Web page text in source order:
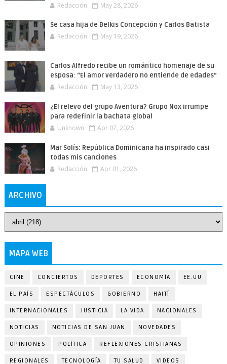
Redacción May 28, 2026
Se casa hija de Belkis Concepción y Carlos Batista
Redacción May 19, 2026
Carlos Alfredo recibe un romántico homenaje de su
esposa: “El amor verdadero no entiende de edades”
Redacción May 13, 2026
¿El relevo del grupo Aventura? Grupo Nox irrumpe
para redefinir la bachata global
Unknown Apr 07, 2026
Mar Solís: República Dominicana ha inspirado casi
todas mis canciones
Redacción Apr 01, 2026
ARCHIVO
MAPA WEB
CINE CONCIERTOS DEPORTES ECONOMÍA EE.UU
EL PAÍS ESPECTÁCULOS GOBIERNO HAITÍ
INTERNACIONALES JUSTICIA LA VIDA NACIONALES
NOTICIAS NOTICIAS DE SAN JUAN NOVEDADES
OPINIONES POLÍTICA REFLEXIONES CRISTIANAS
REGIONALES TECNOLOGÍA TU SALUD VIDEOS